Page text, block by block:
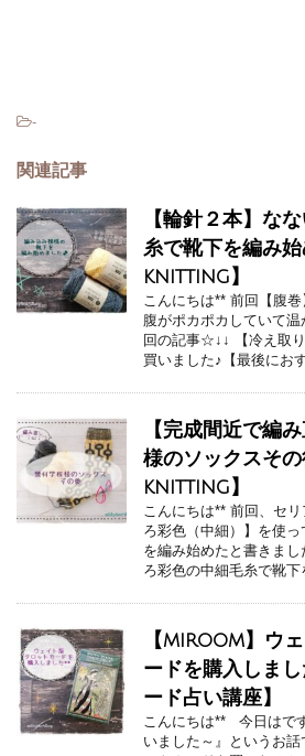
-
関連記事
【輪針２本】な
糸で靴下を編み
knitting】
こんにちは** 前回【腹
腹がポカポカしていて
回の記事☆↓↓ 【冷え取
買いました♪【最後にお
【完成間近で編
様のソックスそ
knitting】
こんにちは** 前回、セ
ろ彩色（中細）】を使
を編み始めたと書きま
ろ彩色の中細毛糸で靴
【miroom】ウ
ードを購入しまし
ード占い講座】
こんにちは** 今日はで
いました～』というお話